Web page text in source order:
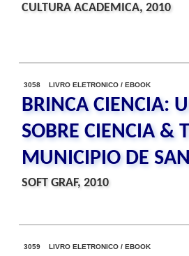
CULTURA ACADEMICA, 2010
3058 LIVRO ELETRONICO / EBOOK
BRINCA CIENCIA:
SOBRE CIENCIA &
MUNICIPIO DE
SOFT GRAF, 2010
3059 LIVRO ELETRONICO / EBOOK